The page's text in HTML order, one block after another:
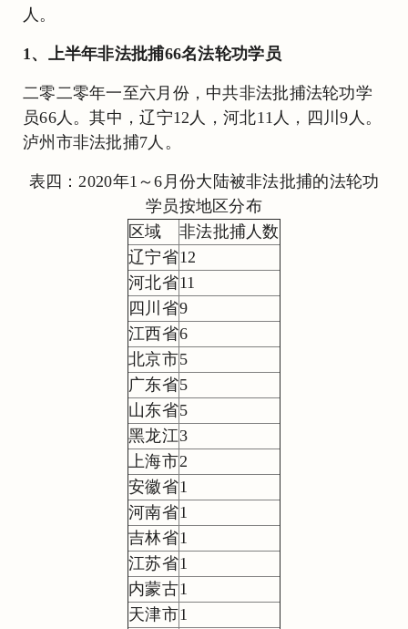
人。
1、上半年非法批捕66名法轮功学员
二零二零年一至六月份，中共非法批捕法轮功学
员66人。其中，辽宁12人，河北11人，四川9人。
泸州市非法批捕7人。
表四：2020年1～6月份大陆被非法批捕的法轮功
学员按地区分布
区域
非法批捕人数
辽宁省12
河北省11
四川省9
江西省6
北京市5
广东省5
山东省5
黑龙江3
上海市2
安徽省1
河南省1
吉林省1
江苏省1
内蒙古1
天津市1